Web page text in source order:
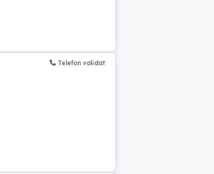
Telefon validat